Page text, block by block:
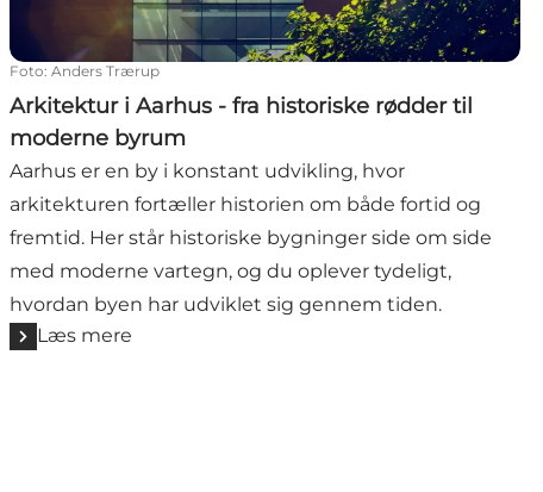
Foto: Anders Trærup
Arkitektur i Aarhus - fra historiske rødder til
moderne byrum
Aarhus er en by i konstant udvikling, hvor
arkitekturen fortæller historien om både fortid og
fremtid. Her står historiske bygninger side om side
med moderne vartegn, og du oplever tydeligt,
hvordan byen har udviklet sig gennem tiden.
Læs mere